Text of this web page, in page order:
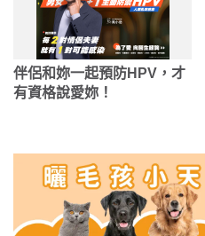
伴侶和妳一起預防HPV，才
有資格說愛妳！